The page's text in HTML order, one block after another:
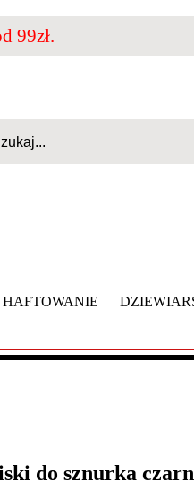
99zł.
HAFTOWANIE
do sznurka